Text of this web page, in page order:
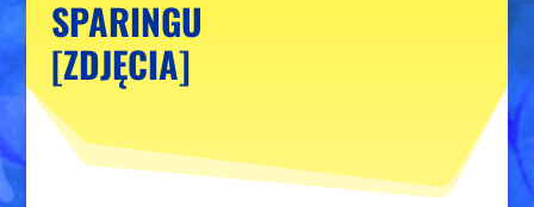
SPARINGU
[ZDJĘCIA]